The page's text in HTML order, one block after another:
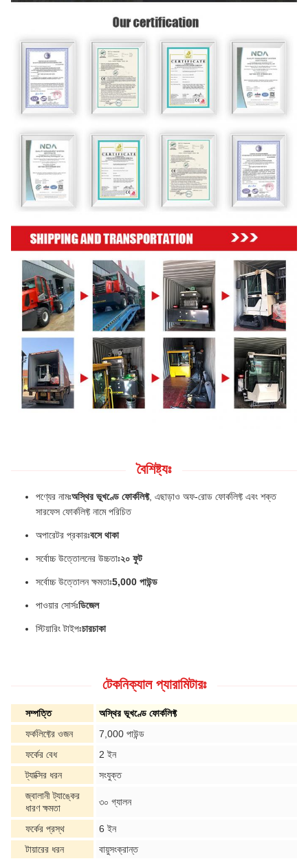
বৈশিষ্ট্যঃ
পণ্যের নামঃঅস্থির ভূখণ্ডে ফোর্কলিফ্ট, এছাড়াও অফ-রোড ফোর্কলিফ্ট এবং শক্ত
সারফেস ফোর্কলিফ্ট নামে পরিচিত
অপারেটর প্রকারঃবসে থাকা
সর্বোচ্চ উত্তোলনের উচ্চতাঃ২০ ফুট
সর্বোচ্চ উত্তোলন ক্ষমতাঃ5,000 পাউন্ড
পাওয়ার সোর্সঃডিজেল
স্টিয়ারিং টাইপঃচারচাকা
টেকনিক্যাল প্যারামিটারঃ
সম্পত্তি
অস্থির ভূখণ্ডে ফোর্কলিফ্ট
ফর্কলিফ্টের ওজন
7,000 পাউন্ড
ফর্কের বেধ
2 ইন
ট্যাক্সির ধরন
সংযুক্ত
জ্বালানী ট্যাঙ্কের
ধারণ ক্ষমতা
৩০ গ্যালন
ফর্কের প্রস্থ
6 ইন
টায়ারের ধরন
বায়ুসংক্রান্ত